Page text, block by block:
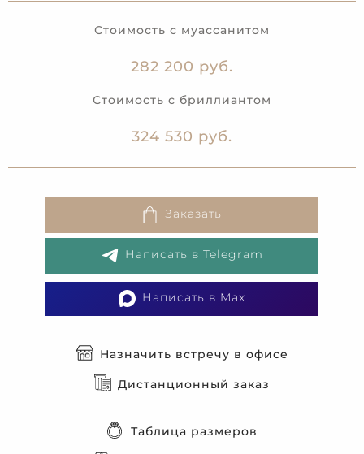
Стоимость с муассанитом
282 200 руб.
Стоимость с бриллиантом
324 530 руб.
Заказать
Написать в Telegram
Написать в Max
Назначить встречу в офисе
Дистанционный заказ
Таблица размеров